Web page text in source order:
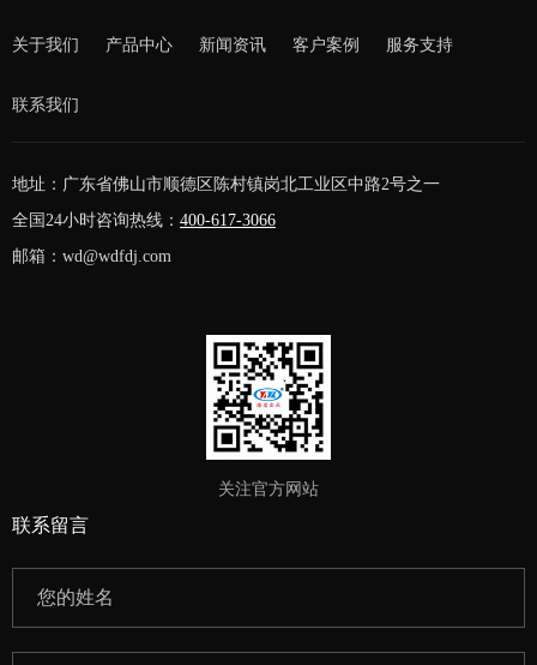
关于我们 产品中心 新闻资讯 客户案例 服务支持
联系我们
地址：广东省佛山市顺德区陈村镇岗北工业区中路2号之一
全国24小时咨询热线： 400-617-3066
邮箱：wd@wdfdj.com
关注官方网站
联系留言